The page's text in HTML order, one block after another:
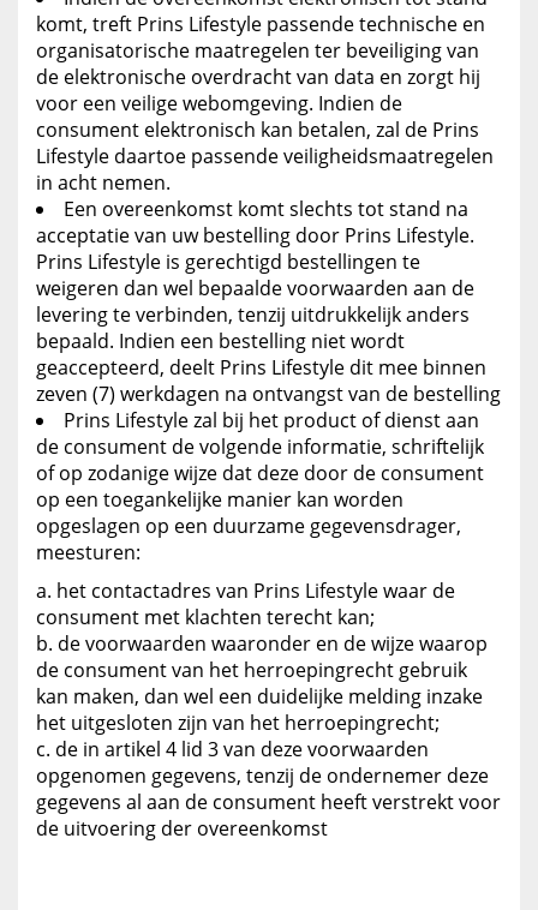
komt, treft Prins Lifestyle passende technische en
organisatorische maatregelen ter beveiliging van
de elektronische overdracht van data en zorgt hij
voor een veilige webomgeving. Indien de
consument elektronisch kan betalen, zal de Prins
Lifestyle daartoe passende veiligheidsmaatregelen
in acht nemen.
Een overeenkomst komt slechts tot stand na
acceptatie van uw bestelling door Prins Lifestyle.
Prins Lifestyle is gerechtigd bestellingen te
weigeren dan wel bepaalde voorwaarden aan de
levering te verbinden, tenzij uitdrukkelijk anders
bepaald. Indien een bestelling niet wordt
geaccepteerd, deelt Prins Lifestyle dit mee binnen
zeven (7) werkdagen na ontvangst van de bestelling
Prins Lifestyle zal bij het product of dienst aan
de consument de volgende informatie, schriftelijk
of op zodanige wijze dat deze door de consument
op een toegankelijke manier kan worden
opgeslagen op een duurzame gegevensdrager,
meesturen:
het contactadres van Prins Lifestyle waar de
consument met klachten terecht kan;
de voorwaarden waaronder en de wijze waarop
de consument van het herroepingrecht gebruik
kan maken, dan wel een duidelijke melding inzake
het uitgesloten zijn van het herroepingrecht;
de in artikel 4 lid 3 van deze voorwaarden
opgenomen gegevens, tenzij de ondernemer deze
gegevens al aan de consument heeft verstrekt voor
de uitvoering der overeenkomst